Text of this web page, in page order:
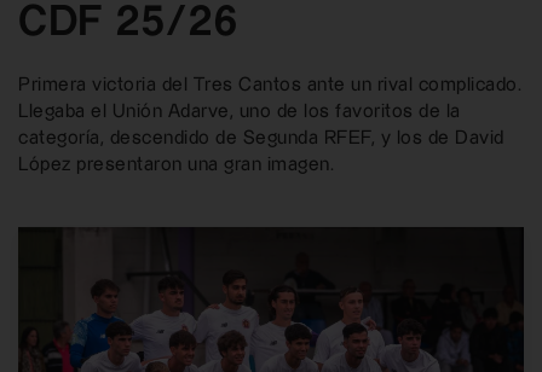
CDF 25/26
Primera victoria del Tres Cantos ante un rival complicado.
Llegaba el Unión Adarve, uno de los favoritos de la
categoría, descendido de Segunda RFEF, y los de David
López presentaron una gran imagen.